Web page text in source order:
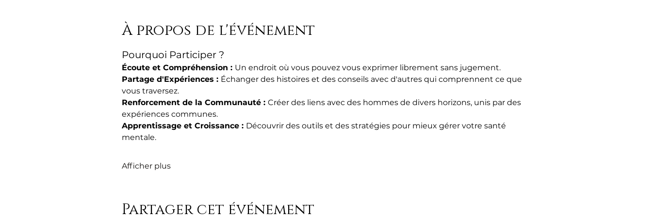
À propos de l'événement
Pourquoi Participer ?
Écoute et Compréhension : Un endroit où vous pouvez vous exprimer librement sans jugement.
Partage d'Expériences : Échanger des histoires et des conseils avec d'autres qui comprennent ce que
vous traversez.
Renforcement de la Communauté : Créer des liens avec des hommes de divers horizons, unis par des
expériences communes.
Apprentissage et Croissance : Découvrir des outils et des stratégies pour mieux gérer votre santé
mentale.
Afficher plus
Partager cet événement